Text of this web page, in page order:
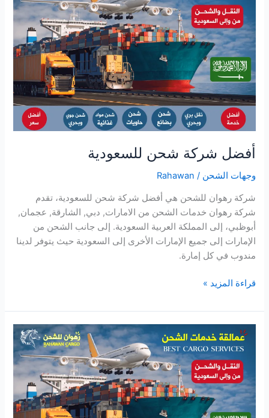
أفضل شركة شحن للسعودية
وجهات الشحن /
Rahawan
شركة رهوان للشحن هي أفضل شركة شحن للسعودية، تقدم
شركة رهوان خدمات الشحن من الامارات, دبي, الشارقة, عجمان,
أبوظبي، إلى المملكة العربية السعودية. إلى جانب الشحن من
الإمارات إلى جميع الإمارات الأخرى إلى السعودية حيث يتوفر لدينا
مندوب في كل إمارة.
شحن
للسعودية
قراءة المزيد »
شركة
شحن
إلى
السعودية